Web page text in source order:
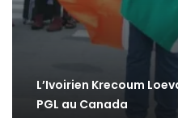
L’Ivoirien Krecoum
PGL au Canada